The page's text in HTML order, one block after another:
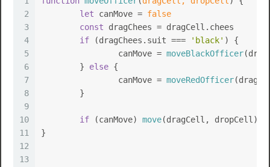
2
3
4
5
6
7
8
9
10
11
12
13
let canMove = false
const dragChees = dragCell. chees
if (dragChees. suit === 'black' ) {
		canMove =
moveBlackOfficer
	}
else {
		canMove =
moveRedOfficer
	}
if (canMove) move(dragCell, dropCell)
}